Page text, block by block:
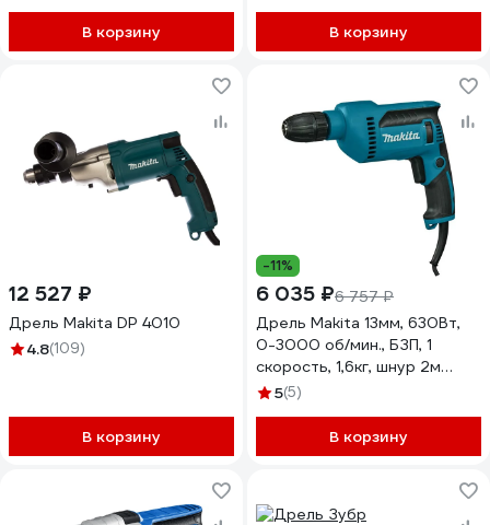
В корзину В корзину
12 527 ₽
Дрель Makita DP 4010
4.8(109)
В корзину
-11%
6 035 ₽6 757 ₽
Дрель Makita 13мм, 630Вт,
0-3000 об/мин., БЗП, 1
скорость, 1,6кг, шнур 2м
DP4021
5(5)
В корзину